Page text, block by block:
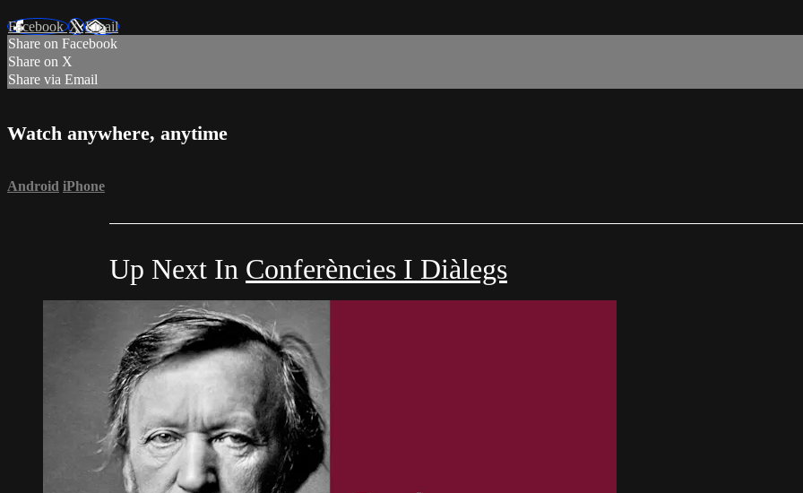
FacebookXEmail
Share on Facebook
Share on X
Share via Email
Watch anywhere, anytime
Android iPhone
Up Next In Conferències I Diàlegs